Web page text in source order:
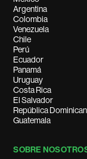
Argentina
Colombia
Venezuela
Chile
Perú
Ecuador
Panamá
Uruguay
Costa Rica
El Salvador
República
Guatemala
SOBRE